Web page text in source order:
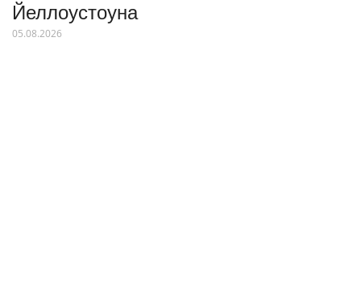
Йеллоустоуна
05.08.2026